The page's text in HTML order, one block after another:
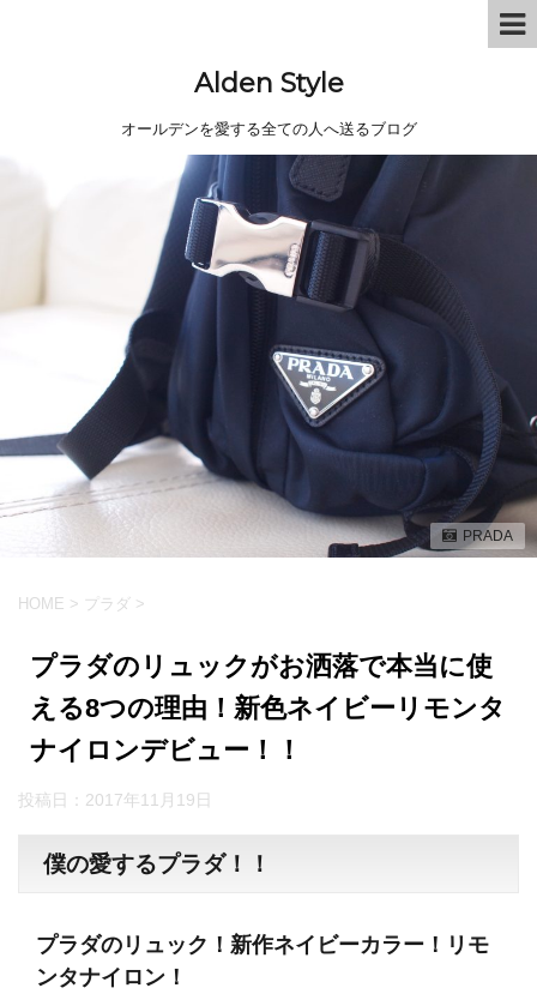
Alden Style
オールデンを愛する全ての人へ送るブログ
PRADA
HOME > プラダ >
プラダのリュックがお洒落で本当に使
える8つの理由！新色ネイビーリモンタ
ナイロンデビュー！！
投稿日： 2017年11月19日
僕の愛するプラダ！！
プラダのリュック！新作ネイビーカラー！リモ
ンタナイロン！